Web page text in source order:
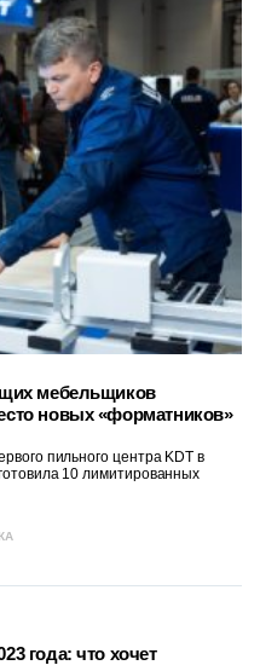
мебельщиков
новых «форматников»
пильного центра KDT в
10 лимитированных
года: что хочет